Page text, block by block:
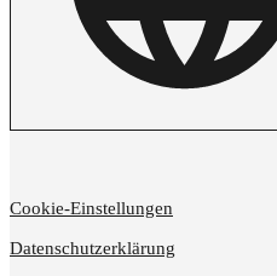
Cookie-Einstellungen
Datenschutzerklärung